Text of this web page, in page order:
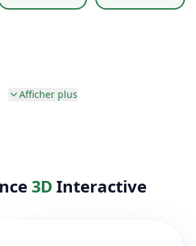
Afficher plus
3DInteractive